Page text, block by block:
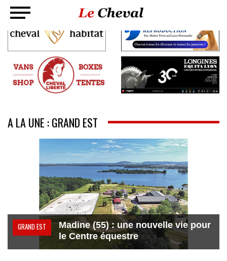
A LA UNE : GRAND EST
GRAND EST
Madine (55) : une nouvelle vie pour
le Centre équestre